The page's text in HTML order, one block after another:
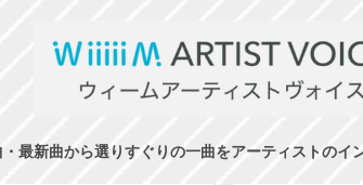
最新曲から選りすぐりの一曲をアーティストのイ